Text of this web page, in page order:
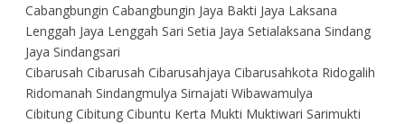
Cabangbungin Cabangbungin Jaya Bakti Jaya Laksana
Lenggah Jaya Lenggah Sari Setia Jaya Setialaksana Sindang
Jaya Sindangsari
Cibarusah Cibarusah Cibarusahjaya Cibarusahkota Ridogalih
Ridomanah Sindangmulya Sirnajati Wibawamulya
Cibitung Cibitung Cibuntu Kerta Mukti Muktiwari Sarimukti